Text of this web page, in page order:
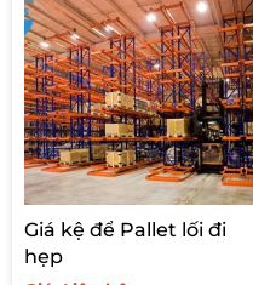
Giá kệ để Pallet lối đi
hẹp